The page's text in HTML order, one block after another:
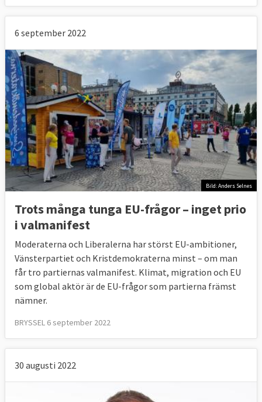
6 september 2022
Bild: Anders Selnes
Trots många tunga EU-frågor – inget prio
i valmanifest
Moderaterna och Liberalerna har störst EU-ambitioner,
Vänsterpartiet och Kristdemokraterna minst – om man
får tro partiernas valmanifest. Klimat, migration och EU
som global aktör är de EU-frågor som partierna främst
nämner.
BRYSSEL 6 september 2022
30 augusti 2022